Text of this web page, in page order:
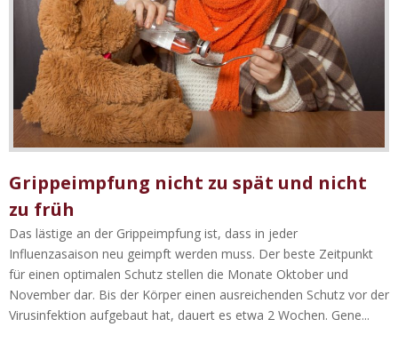
Grippeimpfung nicht zu spät und nicht
zu früh
Das lästige an der Grippeimpfung ist, dass in jeder
Influenzasaison neu geimpft werden muss. Der beste Zeitpunkt
für einen optimalen Schutz stellen die Monate Oktober und
November dar. Bis der Körper einen ausreichenden Schutz vor der
Virusinfektion aufgebaut hat, dauert es etwa 2 Wochen. Gene...